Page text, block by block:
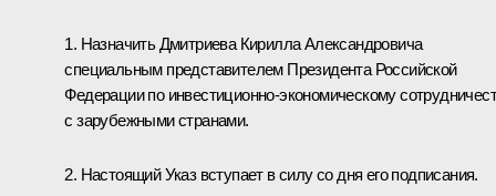
1. Назначить Дмитриева Кирилла Александровича
специальным представителем Президента Российской
Федерации по инвестиционно-экономическому
с зарубежными странами.
2. Настоящий Указ вступает в силу со дня его подписания.